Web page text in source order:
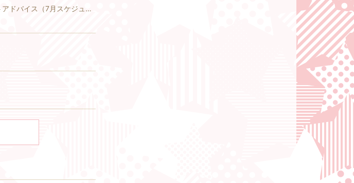
パーソナルカラー診断＋ワンポイントアドバイス（7月スケジュール）